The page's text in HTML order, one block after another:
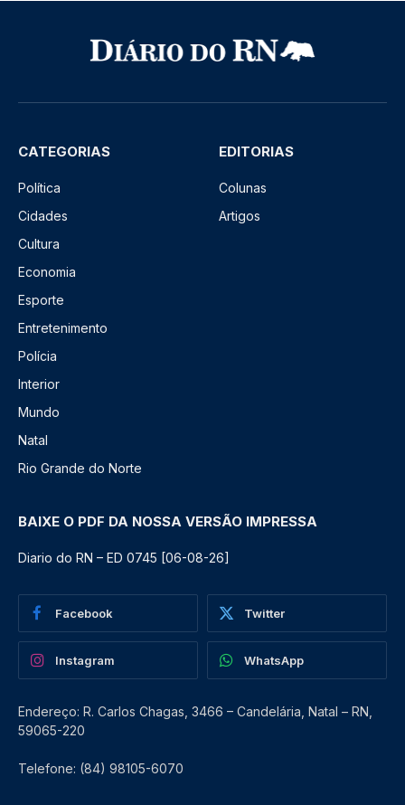
CATEGORIAS
Política
Cidades
Cultura
Economia
Esporte
Entretenimento
Polícia
Interior
Mundo
Natal
Rio Grande do Norte
EDITORIAS
Colunas
Artigos
BAIXE O PDF DA NOSSA VERSÃO IMPRESSA
Diario do RN – ED 0745 [06-08-26]
Facebook Twitter
Instagram WhatsApp
Endereço: R. Carlos Chagas, 3466 – Candelária, Natal – RN,
59065-220
Telefone: (84) 98105-6070